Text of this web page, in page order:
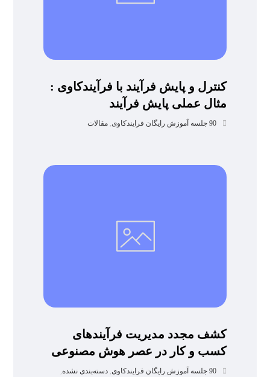
کنترل و پایش فرآیند با فرآیندکاوی :
مثال عملی پایش فرآیند
90 جلسه آموزش رایگان فرایندکاوی ,مقالات
کشف مجدد مدیریت فرآیندهای
کسب و کار در عصر هوش مصنوعی
90 جلسه آموزش رایگان فرایندکاوی ,دسته‌بندی نشده,